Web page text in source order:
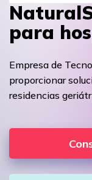
para
Empresa de
proporcionar
residencias